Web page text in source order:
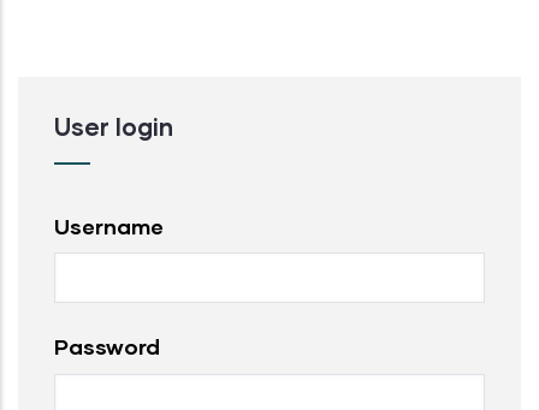
User login
Username
Password